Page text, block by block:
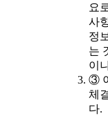
요
사
정
는
이
③
체
다.